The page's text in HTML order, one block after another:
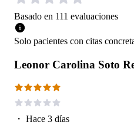
Basado en 111 evaluaciones
Solo pacientes con citas
Leonor Carolina Soto
・ Hace 3 días